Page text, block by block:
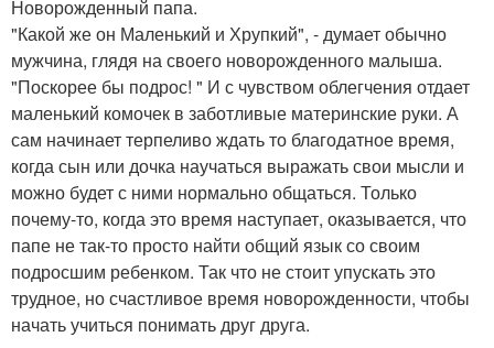
Новорожденный папа.
"Какой же он Маленький и Хрупкий", - думает обычно
мужчина, глядя на своего новорожденного малыша.
"Поскорее бы подрос! " И с чувством облегчения отдает
маленький комочек в заботливые материнские руки. А
сам начинает терпеливо ждать то благодатное время,
когда сын или дочка научаться выражать свои мысли и
можно будет с ними нормально общаться. Только
почему-то, когда это время наступает, оказывается, что
папе не так-то просто найти общий язык со своим
подросшим ребенком. Так что не стоит упускать это
трудное, но счастливое время новорожденности, чтобы
начать учиться понимать друг друга.